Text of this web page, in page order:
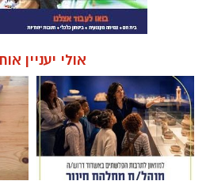
אולי יעניין